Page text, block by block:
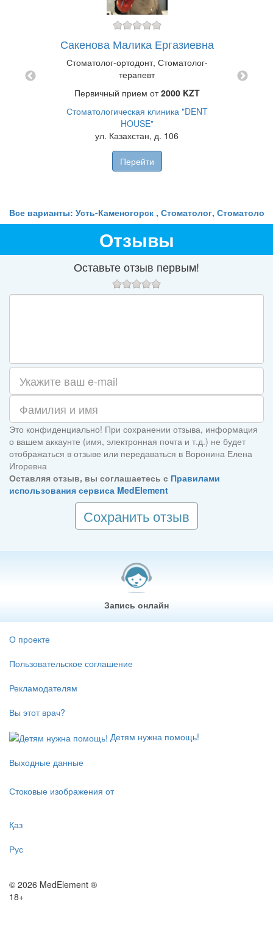
Сакенова Малика Ергазиевна
Стоматолог-ортодонт, Стоматолог-
терапевт
Первичный прием от2000 KZT
Стоматологическая клиника "DENT
HOUSE"
ул. Казахстан, д. 106
Перейти
Все варианты: Усть-Каменогорск , Стоматолог, Стоматолог-
Отзывы
Оставьте отзыв первым!
Это конфиденциально! При сохранении отзыва, информация
о вашем аккаунте (имя, электронная почта и т.д.) не будет
отображаться в отзыве или передаваться в Воронина Елена
Игоревна
Оставляя отзыв, вы соглашаетесь с Правилами
использования сервиса MedElement
Сохранить отзыв
Запись онлайн
О проекте
Пользовательское соглашение
Рекламодателям
Вы этот врач?
Детям нужна помощь!
Выходные данные
Стоковые изображения от
Қаз
Рус
© 2026 MedElement ®
18+